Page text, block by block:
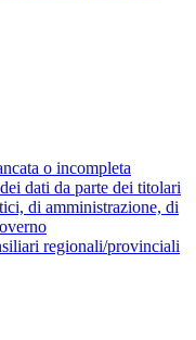
o incompleta
dati da parte dei titolari
di amministrazione, di
regionali/provinciali